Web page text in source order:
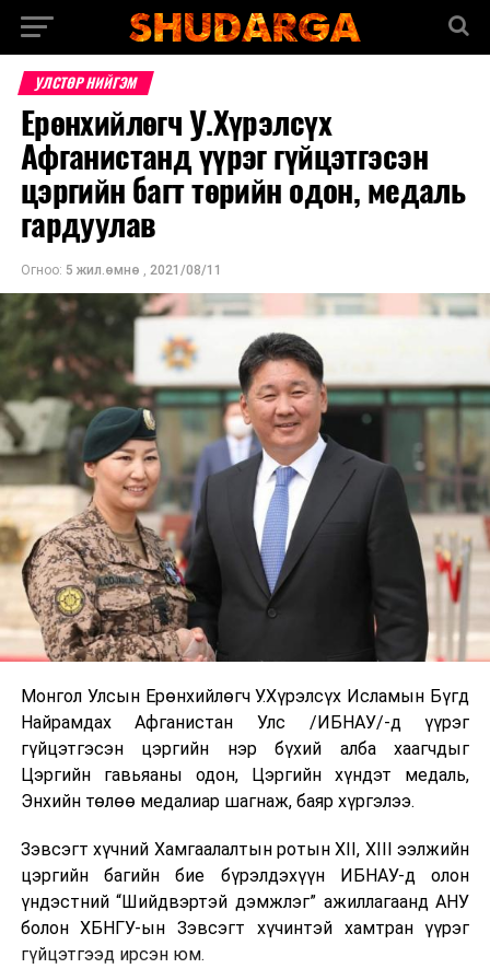
УЛСТӨР НИЙГЭМ
Ерөнхийлөгч У.Хүрэлсүх
Афганистанд үүрэг гүйцэтгэсэн
цэргийн багт төрийн одон, медаль
гардуулав
Огноо: 5 жил.өмнө , 2021/08/11
Монгол Улсын Ерөнхийлөгч У.Хүрэлсүх Исламын Бүгд
Найрамдах Афганистан Улс /ИБНАУ/-д үүрэг
гүйцэтгэсэн цэргийн нэр бүхий алба хаагчдыг
Цэргийн гавьяаны одон, Цэргийн хүндэт медаль,
Энхийн төлөө медалиар шагнаж, баяр хүргэлээ.
Зэвсэгт хүчний Хамгаалалтын ротын XII, XIII ээлжийн
цэргийн багийн бие бүрэлдэхүүн ИБНАУ-д олон
үндэстний “Шийдвэртэй дэмжлэг” ажиллагаанд АНУ
болон ХБНГУ-ын Зэвсэгт хүчинтэй хамтран үүрэг
гүйцэтгээд ирсэн юм.